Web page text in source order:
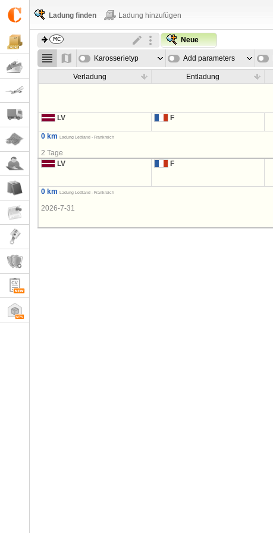
Ladung finden Ladung hinzufügen
Neue
Karosserietyp Add parameters
Verladung Entladung
LV
F
0 km Ladung Lettland - Frankreich
2 Tage
LV
F
0 km Ladung Lettland - Frankreich
2026-7-31